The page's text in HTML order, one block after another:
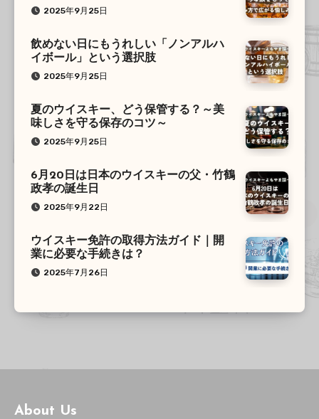
2025年9月25日
飲めない日にもうれしい「ノンアルハ
イボール」という選択肢
2025年9月25日
夏のウイスキー、どう保管する？～美
味しさを守る保存のコツ～
2025年9月25日
6月20日は日本のウイスキーの父・竹鶴
政孝の誕生日
2025年9月22日
ウイスキー免許の取得方法ガイド｜開
業に必要な手続きは？
2025年7月26日
About Us